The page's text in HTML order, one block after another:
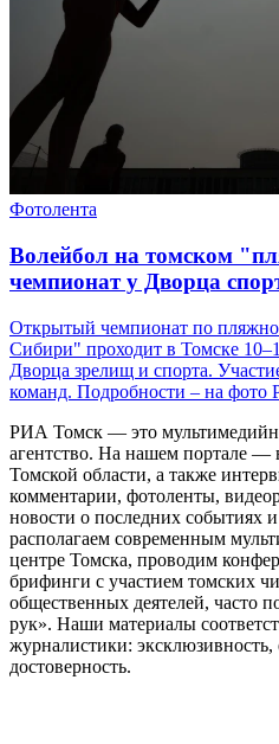
Фотолента
Волейбол на томском
чемпионат у Дворца
Открытый чемпионат по
Сибири" проходит в Томске
Дворца зрелищ и спорта.
команд. Подробности – на
РИА Томск — это
агентство. На нашем портале —
Томской области, а также
комментарии, фотоленты,
новости о последних
располагаем современным
центре Томска, проводим
брифинги с участием томских
общественных деятелей, часто
рук». Наши материалы
журналистики: эксклюзивность,
достоверность.